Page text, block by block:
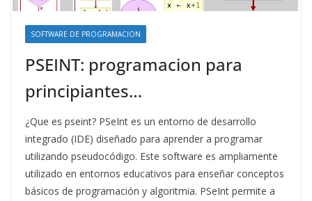
SOFTWARE DE PROGRAMACION
PSEINT: programacion para
principiantes…
¿Que es pseint? PSeInt es un entorno de desarrollo
integrado (IDE) diseñado para aprender a programar
utilizando pseudocódigo. Este software es ampliamente
utilizado en entornos educativos para enseñar conceptos
básicos de programación y algoritmia. PSeInt permite a